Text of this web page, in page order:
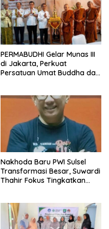
PERMABUDHI Gelar Munas III
di Jakarta, Perkuat
Persatuan Umat Buddha dan
Nakhoda Baru PWI Sulsel
Transformasi Besar, Suwardi
Thahir Fokus Tingkatkan